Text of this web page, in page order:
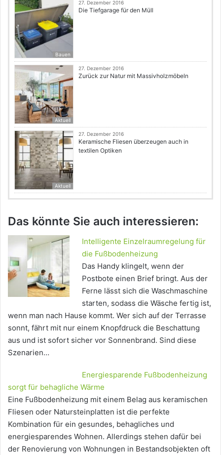
Bauen
27. Dezember 2016
Die Tiefgarage für den Müll
Aktuell
27. Dezember 2016
Zurück zur Natur mit Massivholzmöbeln
Aktuell
27. Dezember 2016
Keramische Fliesen überzeugen auch in
textilen Optiken
Das könnte Sie auch interessieren:
Intelligente Einzelraumregelung für
die Fußbodenheizung
Das Handy klingelt, wenn der
Postbote einen Brief bringt. Aus der
Ferne lässt sich die Waschmaschine
starten, sodass die Wäsche fertig ist,
wenn man nach Hause kommt. Wer sich auf der Terrasse
sonnt, fährt mit nur einem Knopfdruck die Beschattung
aus und ist sofort sicher vor Sonnenbrand. Sind diese
Szenarien…
Energiesparende Fußbodenheizung
sorgt für behagliche Wärme
Eine Fußbodenheizung mit einem Belag aus keramischen
Fliesen oder Natursteinplatten ist die perfekte
Kombination für ein gesundes, behagliches und
energiesparendes Wohnen. Allerdings stehen dafür bei
der Renovierung von Wohnungen in Bestandsobjekten oft